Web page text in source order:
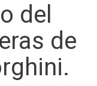
del
de